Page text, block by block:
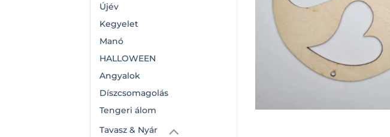
Újév
Kegyelet
Manó
HALLOWEEN
Angyalok
Díszcsomagolás
Tengeri álom
Tavasz & Nyár